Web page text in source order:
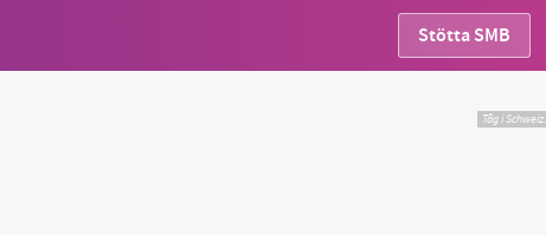
Stötta SMB
Tåg i Schweiz.